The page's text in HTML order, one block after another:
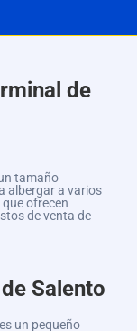
de
tamaño
albergar a varios
ofrecen
de venta de
Salento
un pequeño